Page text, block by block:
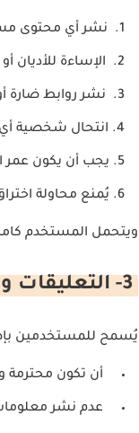
نشر أي محتوى
الإساءة للأديان أو
نشر روابط ضارة أو
انتحال شخصية
يجب أن يكون عمر المستخدم 13 سنة على
يُمنع محاولة
ويتحمل المستخدم
يُسمح للمستخدمين
أن تكون محترمة
عدم نشر